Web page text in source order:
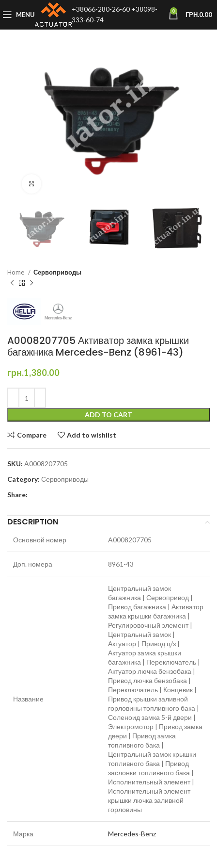
MENU
+38066-280-26-60 +38098-
333-60-74
0 ГРН.0.00
Home Сервоприводы
A0008207705 Активатор замка крышки
багажника Mercedes-Benz (8961-43)
грн.1,380.00
ADD TO CART
Compare Add to wishlist
SKU: A0008207705
Category: Сервоприводы
Share:
DESCRIPTION
Основной номер A0008207705
Доп. номера 8961-43
Название
Центральный замок
багажника | Сервопривод |
Привод багажника | Активатор
замка крышки багажника |
Регулировочный элемент |
Центральный замок |
Актуатор | Привод ц/з |
Актуатор замка крышки
багажника | Переключатель |
Актуатор лючка бензобака |
Привод лючка бензобака |
Переключатель | Концевик |
Привод крышки заливной
горловины топливного бака |
Соленоид замка 5-й двери |
Электромотор | Привод замка
двери | Привод замка
топливного бака |
Центральный замок крышки
топливного бака | Привод
заслонки топливного бака |
Исполнительный элемент |
Исполнительный элемент
крышки лючка заливной
горловины
Марка Mercedes-Benz